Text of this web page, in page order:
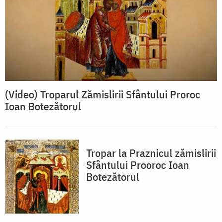
(Video) Troparul Zămislirii Sfântului Proroc
Ioan Botezătorul
Tropar la Praznicul zămislirii
Sfântului Prooroc Ioan
Botezătorul